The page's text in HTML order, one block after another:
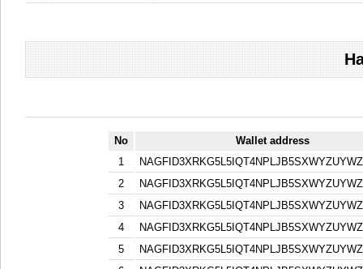
No
Wallet address
1
2
3
4
5